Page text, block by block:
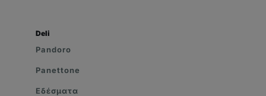
Deli
Pandoro
Panettone
Εδέσματα